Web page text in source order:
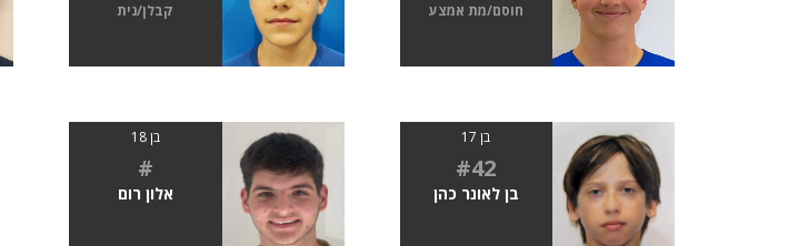
חוסם/מת אמצע קבלן/נית
בן 17
#42
בן לאונר כהן
בן 18
#
אלון רום